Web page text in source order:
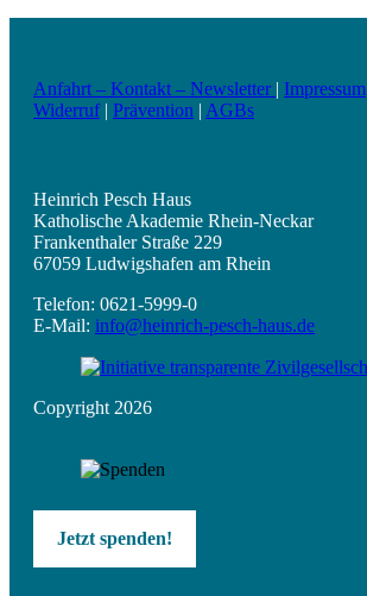
Anfahrt – Kontakt – Newsletter | Impressum
Widerruf| Prävention | AGBs
Heinrich Pesch Haus
Katholische Akademie Rhein-Neckar
Frankenthaler Straße 229
67059 Ludwigshafen am Rhein
Telefon: 0621-5999-0
E-Mail: info@heinrich-pesch-haus.de
Copyright 2026
Jetzt spenden!